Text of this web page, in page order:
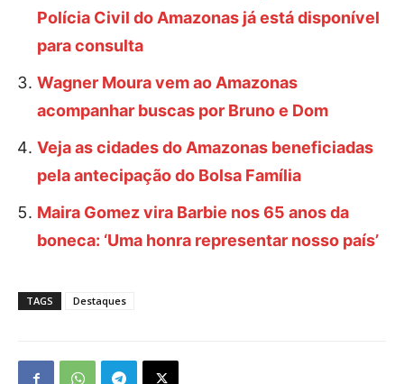
Polícia Civil do Amazonas já está disponível
para consulta
Wagner Moura vem ao Amazonas
acompanhar buscas por Bruno e Dom
Veja as cidades do Amazonas beneficiadas
pela antecipação do Bolsa Família
Maira Gomez vira Barbie nos 65 anos da
boneca: ‘Uma honra representar nosso país’
TAGS Destaques